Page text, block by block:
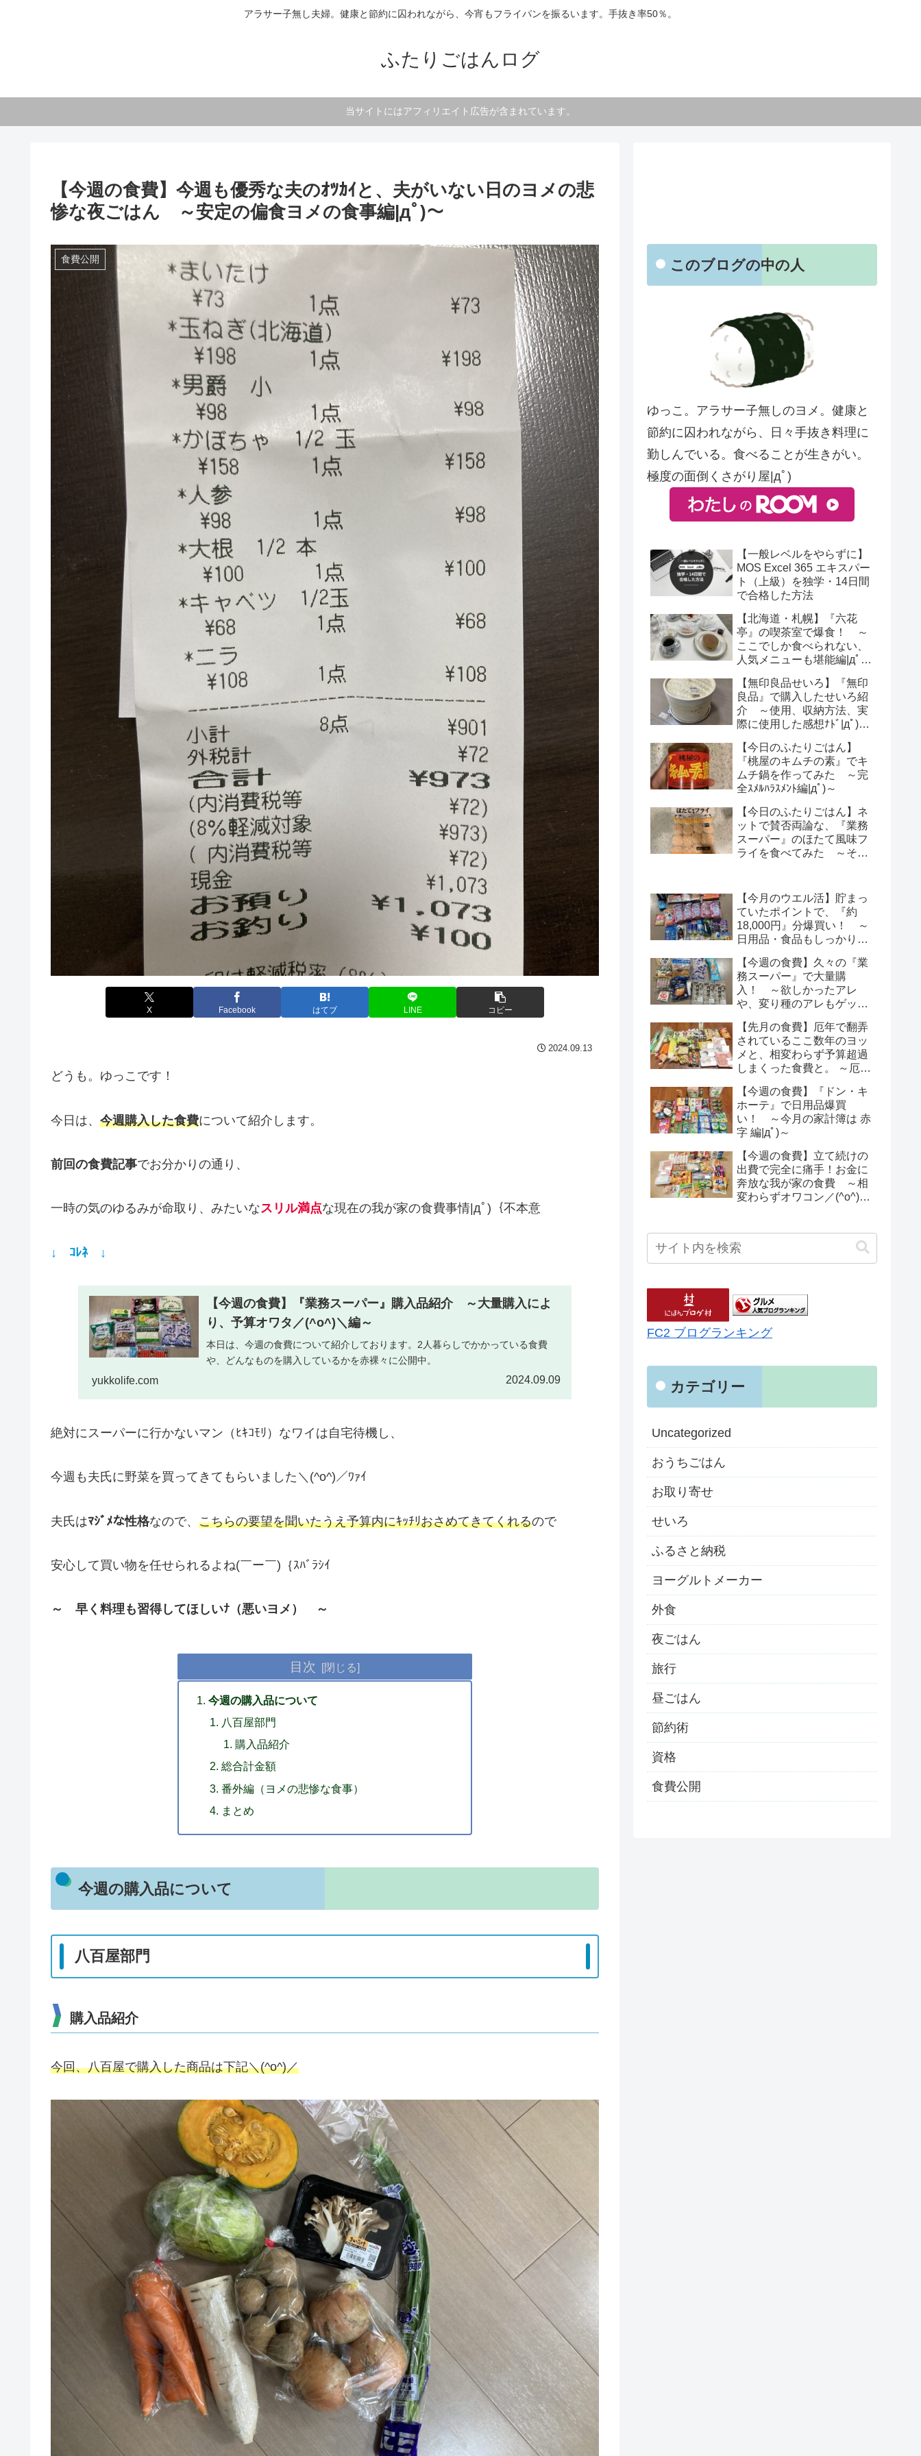
アラサー子無し夫婦。健康と節約に囚われながら、今宵もフライパンを振るいます。手抜き率50％。
ふたりごはんログ
当サイトにはアフィリエイト広告が含まれています。
【今週の食費】今週も優秀な夫のｵﾂｶｲと、夫がいない日のヨメの悲
惨な夜ごはん ～安定の偏食ヨメの食事編|дﾟ)～
食費公開
X Facebook はてブ LINE コピー
2024.09.13
どうも。ゆっこです！
今日は、 今週購入した食費について紹介します。
前回の食費記事でお分かりの通り、
一時の気のゆるみが命取り、みたいなスリル満点な現在の我が家の食費事情|дﾟ)｛不本意
↓ ｺﾚﾈ ↓
【今週の食費】『業務スーパー』購入品紹介 ～大量購入によ
り、予算オワタ／(^o^)＼編～
本日は、今週の食費について紹介しております。2人暮らしでかかっている食費
や、どんなものを購入しているかを赤裸々に公開中。
yukkolife.com 2024.09.09
絶対にスーパーに行かないマン（ﾋｷｺﾓﾘ）なワイは自宅待機し、
今週も夫氏に野菜を買ってきてもらいました＼(^o^)／ﾜｧｲ
夫氏はﾏｼﾞﾒな性格なので、 こちらの要望を聞いたうえ予算内にｷｯﾁﾘおさめてきてくれるので
安心して買い物を任せられるよね(￣ー￣)｛ｽﾊﾞﾗｼｲ
～ 早く料理も習得してほしいﾅ（悪いヨメ） ～
目次
今週の購入品について
八百屋部門
購入品紹介
総合計金額
番外編（ヨメの悲惨な食事）
まとめ
今週の購入品について
八百屋部門
購入品紹介
今回、八百屋で購入した商品は下記＼(^o^)／
このブログの中の人
ゆっこ。アラサー子無しのヨメ。健康と
節約に囚われながら、日々手抜き料理に
勤しんでいる。食べることが生きがい。
極度の面倒くさがり屋|дﾟ)
【一般レベルをやらずに】
MOS Excel 365 エキスパー
ト（上級）を独学・14日間
で合格した方法
【北海道・札幌】『六花
亭』の喫茶室で爆食！ ～
ここでしか食べられない、
人気メニューも堪能編|дﾟ)
【無印良品せいろ】『無印
良品』で購入したせいろ紹
介 ～使用、収納方法、実
際に使用した感想ﾅﾄﾞ|дﾟ)～
【今日のふたりごはん】
『桃屋のキムチの素』でキ
ムチ鍋を作ってみた ～完
全ｽﾒﾙﾊﾗｽﾒﾝﾄ編|дﾟ)～
【今日のふたりごはん】ネ
ットで賛否両論な、『業務
スーパー』のほたて風味フ
ライを食べてみた ～その
【今月のウエル活】貯まっ
ていたポイントで、『約
18,000円』分爆買い！ ～
日用品・食品もしっかり購
【今週の食費】久々の『業
務スーパー』で大量購
入！ ～欲しかったアレ
や、変り種のアレもゲット
【先月の食費】厄年で翻弄
されているここ数年のヨッ
メと、相変わらず予算超過
しまくった食費と。 ～厄年
【今週の食費】『ドン・キ
ホーテ』で日用品爆買
い！ ～今月の家計簿は 赤
字 編|дﾟ)～
【今週の食費】立て続けの
出費で完全に痛手！お金に
奔放な我が家の食費 ～相
変わらずオワコン／(^o^)＼
FC2 ブログランキング
カテゴリー
Uncategorized
おうちごはん
お取り寄せ
せいろ
ふるさと納税
ヨーグルトメーカー
外食
夜ごはん
旅行
昼ごはん
節約術
資格
食費公開